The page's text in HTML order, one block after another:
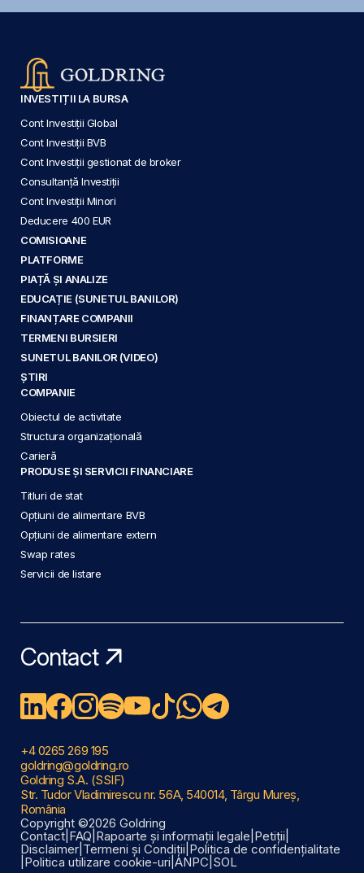
INVESTIȚII LA BURSA
Cont Investiții Global
Cont Investiții BVB
Cont Investiții gestionat de broker
Consultanță Investiții
Cont Investiții Minori
Deducere 400 EUR
COMISIOANE
PLATFORME
PIAȚĂ ȘI ANALIZE
EDUCAȚIE (SUNETUL BANILOR)
FINANȚARE COMPANII
TERMENI BURSIERI
SUNETUL BANILOR (VIDEO)
ȘTIRI
COMPANIE
Obiectul de activitate
Structura organizațională
Carieră
PRODUSE ȘI SERVICII FINANCIARE
Titluri de stat
Opțiuni de alimentare BVB
Opțiuni de alimentare extern
Swap rates
Servicii de listare
Contact
+4 0265 269 195
goldring@goldring.ro
Goldring S.A. (SSIF)
Str. Tudor Vladimirescu nr. 56A, 540014, Târgu Mureș,
România
Copyright ©2026 Goldring
Contact FAQ Rapoarte și informații legale Petiții
Disclaimer Termeni și Condiții Politica de confidențialitate
Politica utilizare cookie-uri ANPC SOL